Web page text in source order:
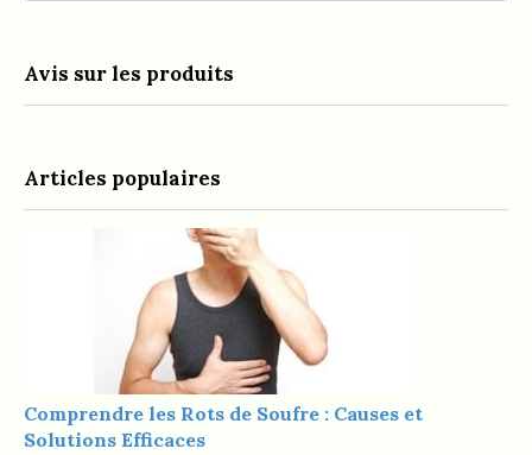
Avis sur les produits
Articles populaires
Comprendre les Rots de Soufre : Causes et
Solutions Efficaces